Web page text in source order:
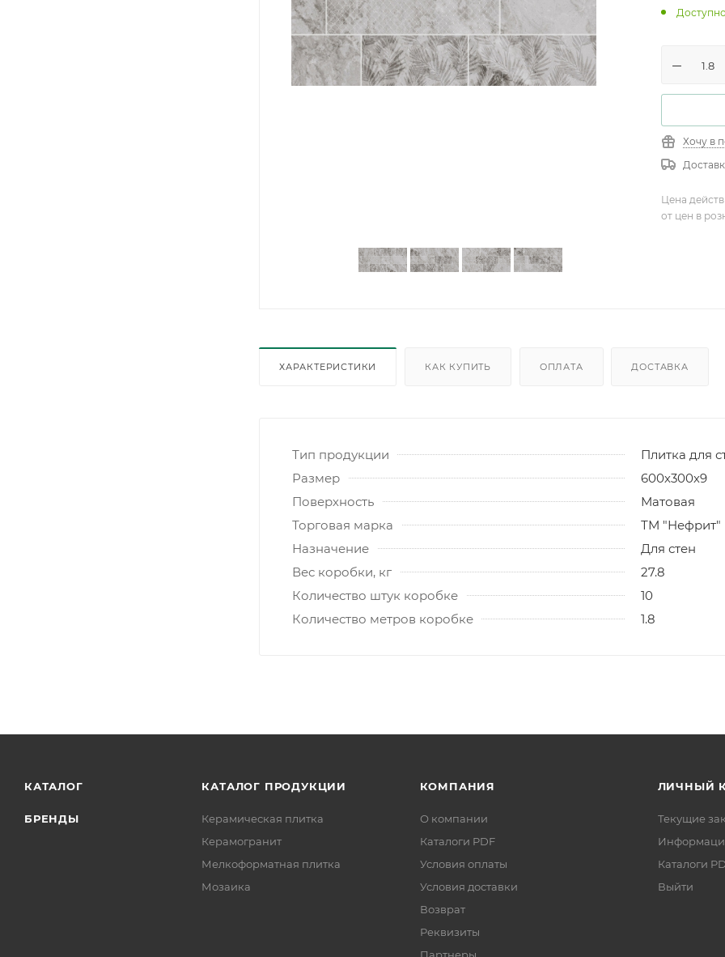
Хочу в
Цена
от цен в
ХАРАКТЕРИСТИКИ КАК КУПИТЬ ОПЛАТА ДОСТАВКА
Тип продукции
Плитка для
Размер
600х300х9
Поверхность
Матовая
Торговая марка
ТМ "Нефрит"
Назначение
Для стен
Вес коробки, кг
27.8
Количество штук коробке
10
Количество метров коробке
1.8
КАТАЛОГ
БРЕНДЫ
КАТАЛОГ ПРОДУКЦИИ
Керамическая плитка
Керамогранит
Мелкоформатная плитка
Мозаика
КОМПАНИЯ
О компании
Каталоги PDF
Условия оплаты
Условия доставки
Возврат
Реквизиты
ЛИЧНЫЙ
Текущие
Каталоги
Выйти